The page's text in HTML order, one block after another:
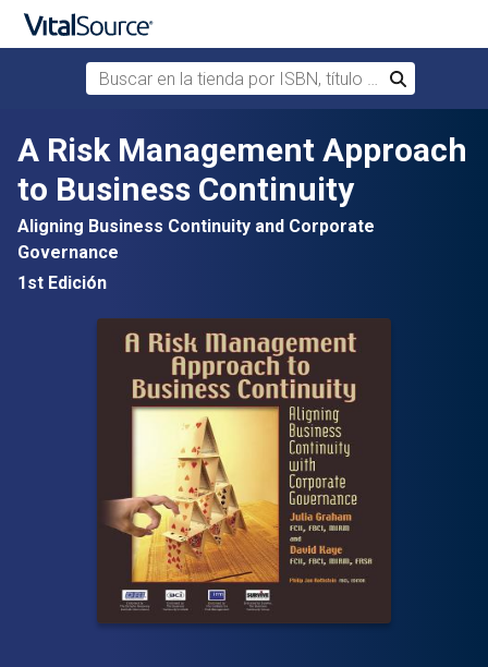
Saltar al contenido principal
Buscar en la tienda por ISBN, título o autor
Buscar
A Risk Management Approach
to Business Continuity
Aligning Business Continuity and Corporate
Governance
1st Edición